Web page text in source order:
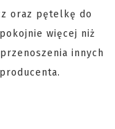
oraz pętelkę do
więcej niż
innych